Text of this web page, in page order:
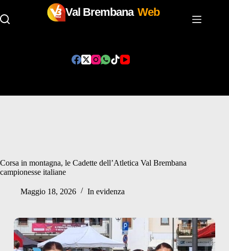
Val Brembana Web
Corsa in montagna, le Cadette dell’Atletica Val Brembana
campionesse italiane
Maggio 18, 2026 In evidenza